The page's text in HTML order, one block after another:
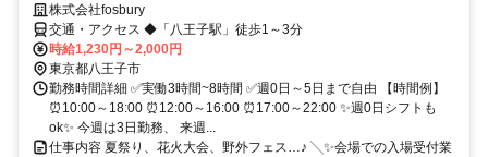
株式会社fosbury
交通・アクセス ◆「八王子駅」徒歩1～3分
時給1,230円～2,000円
東京都八王子市
勤務時間詳細 ✅実働3時間~8時間 ✅週0日～5日まで自由 【時間例】
⏰10:00～18:00 ⏰12:00～16:00 ⏰17:00～22:00 ✨週0日シフトも
ok✨ 今週は3日勤務、 来週...
仕事内容 夏祭り、花火大会、野外フェス…♪ ╲✨会場での入場受付業